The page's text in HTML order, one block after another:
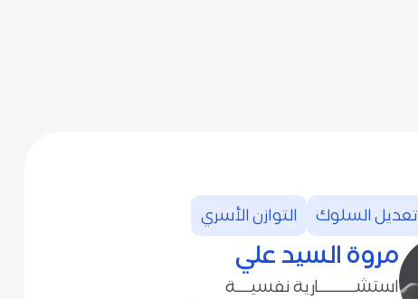
تعديل‭ ‬السلوك التوازن‭ ‬الأسري
مروة‭ ‬السيد‭ ‬علي